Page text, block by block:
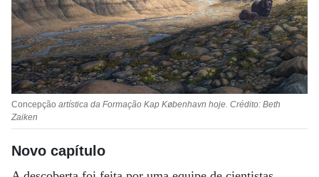
Concepção artística da Formação Kap København hoje. Crédito: Beth
Zaiken
Novo capítulo